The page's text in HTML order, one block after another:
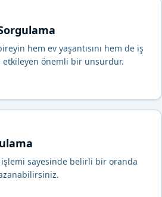
hem ev yaşantısını hem de iş
etkileyen önemli bir unsurdur.
işlemi sayesinde belirli bir oranda